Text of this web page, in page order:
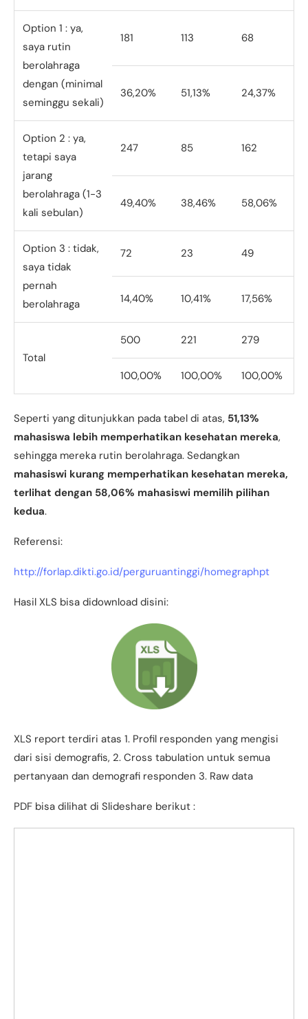
Option 1 : ya,
saya rutin
berolahraga
dengan (minimal
seminggu sekali)
181 113 68
36,20% 51,13% 24,37%
Option 2 : ya,
tetapi saya
jarang
berolahraga (1-3
kali sebulan)
247 85 162
49,40% 38,46% 58,06%
Option 3 : tidak,
saya tidak
pernah
berolahraga
72 23 49
14,40% 10,41% 17,56%
Total
500 221 279
100,00% 100,00% 100,00%
Seperti yang ditunjukkan pada tabel di atas, 51,13%
mahasiswa lebih memperhatikan kesehatan mereka,
sehingga mereka rutin berolahraga. Sedangkan
mahasiswi kurang memperhatikan kesehatan mereka,
terlihat dengan 58,06% mahasiswi memilih pilihan
kedua.
Referensi:
http://forlap.dikti.go.id/perguruantinggi/homegraphpt
Hasil XLS bisa didownload disini:
XLS report terdiri atas 1. Profil responden yang mengisi
dari sisi demografis, 2. Cross tabulation untuk semua
pertanyaan dan demografi responden 3. Raw data
PDF bisa dilihat di Slideshare berikut :